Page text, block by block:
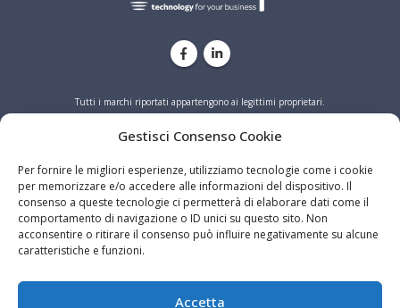
Gestisci Consenso Cookie
Per fornire le migliori esperienze, utilizziamo tecnologie come i cookie
per memorizzare e/o accedere alle informazioni del dispositivo. Il
consenso a queste tecnologie ci permetterà di elaborare dati come il
comportamento di navigazione o ID unici su questo sito. Non
acconsentire o ritirare il consenso può influire negativamente su alcune
caratteristiche e funzioni.
Accetta
Tutti i marchi riportati appartengono ai legittimi proprietari.
PRIVACY COOKIE